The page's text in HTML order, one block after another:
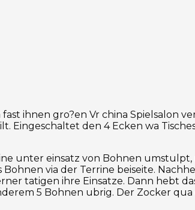
ihnen gro?en Vr china Spielsalon
Eingeschaltet den 4 Ecken wa
unter einsatz von Bohnen
via der Terrine beiseite.
tatigen ihre Einsatze. Dann hebt
5 Bohnen ubrig. Der Zocker